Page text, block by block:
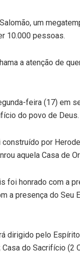
um
10.000 pessoas.
a atenção de
feira (17) em
do povo de Deus.
por
aquela Casa de
foi honrado com a
a presença do Seu
dirigido pelo
do Sacrifício (2